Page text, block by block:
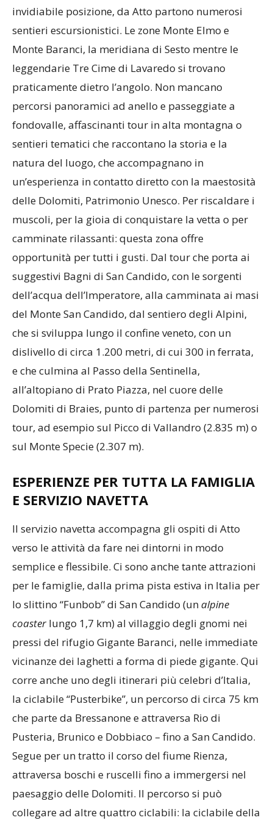
invidiabile posizione, da Atto partono numerosi
sentieri escursionistici. Le zone Monte Elmo e
Monte Baranci, la meridiana di Sesto mentre le
leggendarie Tre Cime di Lavaredo si trovano
praticamente dietro l’angolo. Non mancano
percorsi panoramici ad anello e passeggiate a
fondovalle, affascinanti tour in alta montagna o
sentieri tematici che raccontano la storia e la
natura del luogo, che accompagnano in
un’esperienza in contatto diretto con la maestosità
delle Dolomiti, Patrimonio Unesco. Per riscaldare i
muscoli, per la gioia di conquistare la vetta o per
camminate rilassanti: questa zona offre
opportunità per tutti i gusti. Dal tour che porta ai
suggestivi Bagni di San Candido, con le sorgenti
dell’acqua dell’Imperatore, alla camminata ai masi
del Monte San Candido, dal sentiero degli Alpini,
che si sviluppa lungo il confine veneto, con un
dislivello di circa 1.200 metri, di cui 300 in ferrata,
e che culmina al Passo della Sentinella,
all’altopiano di Prato Piazza, nel cuore delle
Dolomiti di Braies, punto di partenza per numerosi
tour, ad esempio sul Picco di Vallandro (2.835 m) o
sul Monte Specie (2.307 m).
ESPERIENZE PER TUTTA LA FAMIGLIA
E SERVIZIO NAVETTA
Il servizio navetta accompagna gli ospiti di Atto
verso le attività da fare nei dintorni in modo
semplice e flessibile. Ci sono anche tante attrazioni
per le famiglie, dalla prima pista estiva in Italia per
lo slittino “Funbob” di San Candido (unalpine
coasterlungo 1,7 km) al villaggio degli gnomi nei
pressi del rifugio Gigante Baranci, nelle immediate
vicinanze dei laghetti a forma di piede gigante. Qui
corre anche uno degli itinerari più celebri d’Italia,
la ciclabile “Pusterbike”, un percorso di circa 75 km
che parte da Bressanone e attraversa Rio di
Pusteria, Brunico e Dobbiaco – fino a San Candido.
Segue per un tratto il corso del fiume Rienza,
attraversa boschi e ruscelli fino a immergersi nel
paesaggio delle Dolomiti. Il percorso si può
collegare ad altre quattro ciclabili: la ciclabile della